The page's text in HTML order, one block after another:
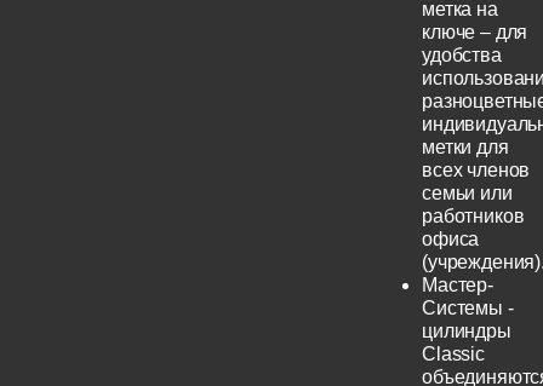
метка на
ключе – для
удобства
метки для
всех членов
семьи или
работников
офиса
Мастер-
Системы -
цилиндры
Classic